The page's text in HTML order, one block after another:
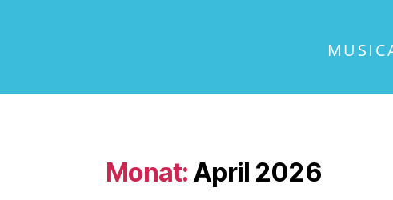
Monat: April 2026